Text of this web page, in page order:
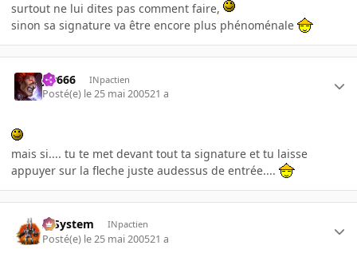
surtout ne lui dites pas comment faire,
sinon sa signature va être encore plus phénoménale
jer666 INpactien
Posté(e) le 25 mai 200521 a
mais si.... tu te met devant tout ta signature et tu laisse
appuyer sur la fleche juste audessus de entrée....
X-System INpactien
Posté(e) le 25 mai 200521 a